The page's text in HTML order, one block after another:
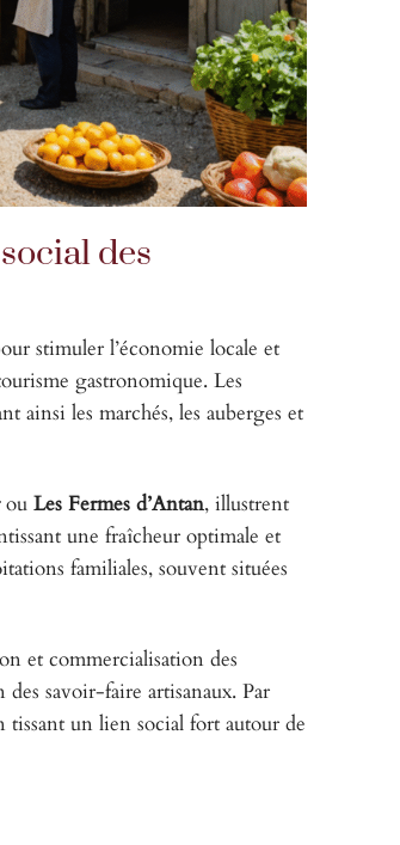
des
stimuler l’économie locale et
gastronomique. Les
ainsi les marchés, les auberges et
ou Les Fermes d’Antan, illustrent
une fraîcheur optimale et
familiales, souvent situées
et commercialisation des
savoir-faire artisanaux. Par
tissant un lien social fort autour de